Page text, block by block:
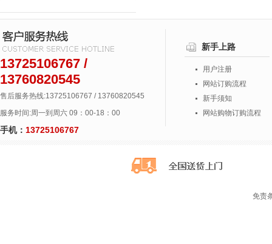
13725106767 /
13760820545
售后服务热线:13725106767 / 13760820545
服务时间:周一到周六 09：00-18：00
手机： 13725106767
新手上路
用户注册
网站订购流程
新手须知
网站购物订购流程
免责